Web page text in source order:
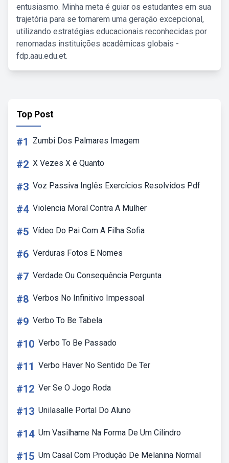
entusiasmo. Minha meta é guiar os estudantes em sua
trajetória para se tornarem uma geração excepcional,
utilizando estratégias educacionais reconhecidas por
renomadas instituições acadêmicas globais -
fdp.aau.edu.et.
Top Post
#1 Zumbi Dos Palmares Imagem
#2 X Vezes X é Quanto
#3 Voz Passiva Inglês Exercícios Resolvidos Pdf
#4 Violencia Moral Contra A Mulher
#5 Vídeo Do Pai Com A Filha Sofia
#6 Verduras Fotos E Nomes
#7 Verdade Ou Consequência Pergunta
#8 Verbos No Infinitivo Impessoal
#9 Verbo To Be Tabela
#10 Verbo To Be Passado
#11 Verbo Haver No Sentido De Ter
#12 Ver Se O Jogo Roda
#13 Unilasalle Portal Do Aluno
#14 Um Vasilhame Na Forma De Um Cilindro
#15 Um Casal Com Produção De Melanina Normal